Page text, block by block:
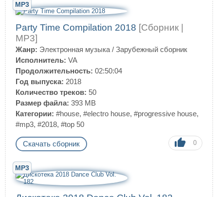
MP3
Party Time Compilation 2018 [Сборник |
MP3]
Жанр: Электронная музыка / Зарубежный сборник
Исполнитель: VA
Продолжительность: 02:50:04
Год выпуска: 2018
Количество треков: 50
Размер файла: 393 MB
Категории: #house, #electro house, #progressive house,
#mp3, #2018, #top 50
Скачать сборник 0
MP3